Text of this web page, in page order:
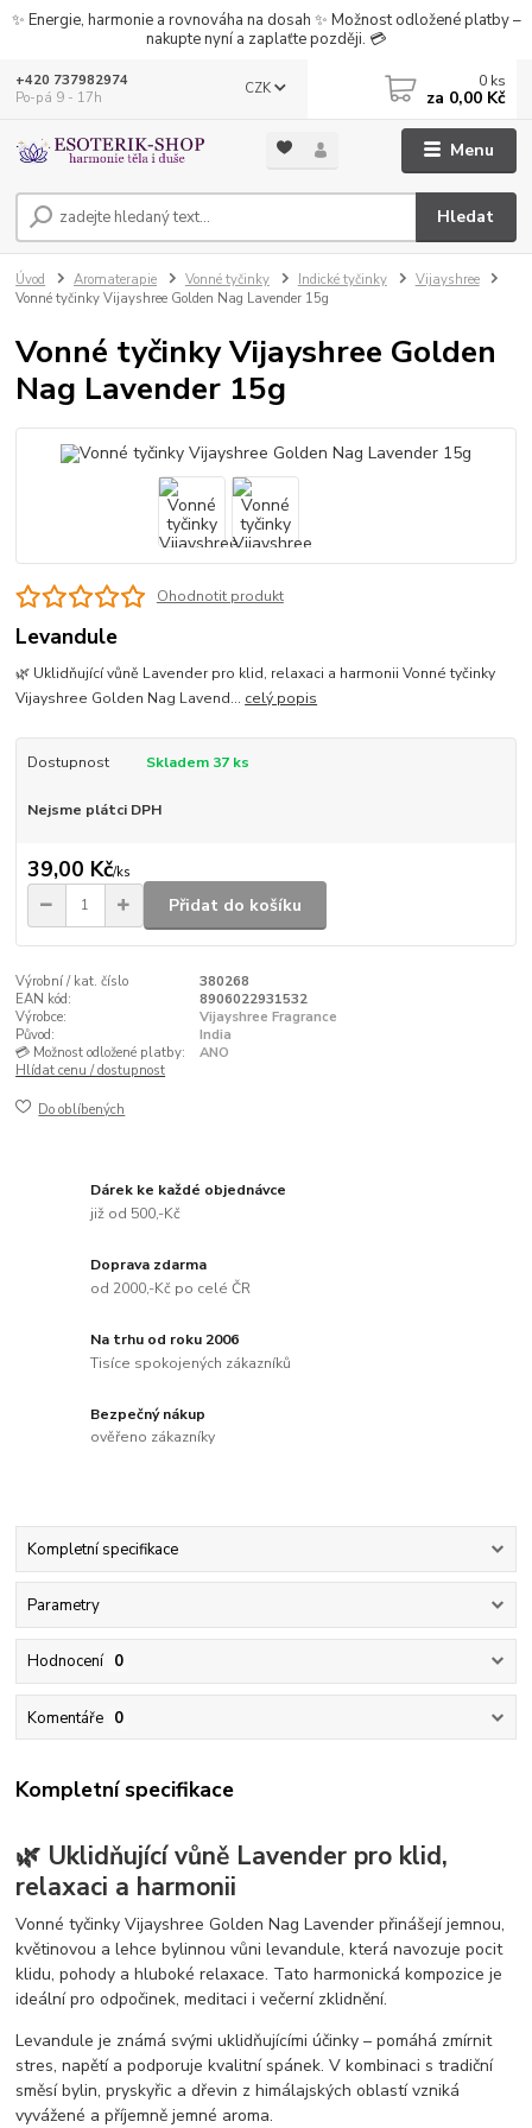
✨ Energie, harmonie a rovnováha na dosah ✨ Možnost odložené platby –
nakupte nyní a zaplaťte později. 💳
Menu
CZK
Hledat
+420 737982974
Po-pá 9 - 17h
0 ks
za 0,00 Kč
Úvod Aromaterapie Vonné tyčinky Indické tyčinky
Vijayshree
Vonné tyčinky Vijayshree Golden Nag Lavender 15g
Vonné tyčinky Vijayshree Golden
Nag Lavender 15g
Ohodnotit produkt
Levandule
🌿 Uklidňující vůně Lavender pro klid, relaxaci a harmonii Vonné tyčinky
Vijayshree Golden Nag Lavend... celý popis
Dostupnost Skladem 37 ks
Nejsme plátci DPH
39,00 Kč/ks
Přidat do košíku
Výrobní / kat. číslo
380268
EAN kód:
8906022931532
Výrobce:
Vijayshree Fragrance
Původ:
India
💳 Možnost odložené platby:
ANO
Hlídat cenu / dostupnost
Do oblíbených
Dárek ke každé objednávce
již od 500,-Kč
Doprava zdarma
od 2000,-Kč po celé ČR
Na trhu od roku 2006
Tisíce spokojených zákazníků
Bezpečný nákup
ověřeno zákazníky
Kompletní specifikace
Parametry
Hodnocení 0
Komentáře 0
Kompletní specifikace
🌿 Uklidňující vůně Lavender pro klid,
relaxaci a harmonii
Vonné tyčinky Vijayshree Golden Nag Lavender přinášejí jemnou,
květinovou a lehce bylinnou vůni levandule, která navozuje pocit
klidu, pohody a hluboké relaxace. Tato harmonická kompozice je
ideální pro odpočinek, meditaci i večerní zklidnění.
Levandule je známá svými uklidňujícími účinky – pomáhá zmírnit
stres, napětí a podporuje kvalitní spánek. V kombinaci s tradiční
směsí bylin, pryskyřic a dřevin z himálajských oblastí vzniká
vyvážené a příjemně jemné aroma.